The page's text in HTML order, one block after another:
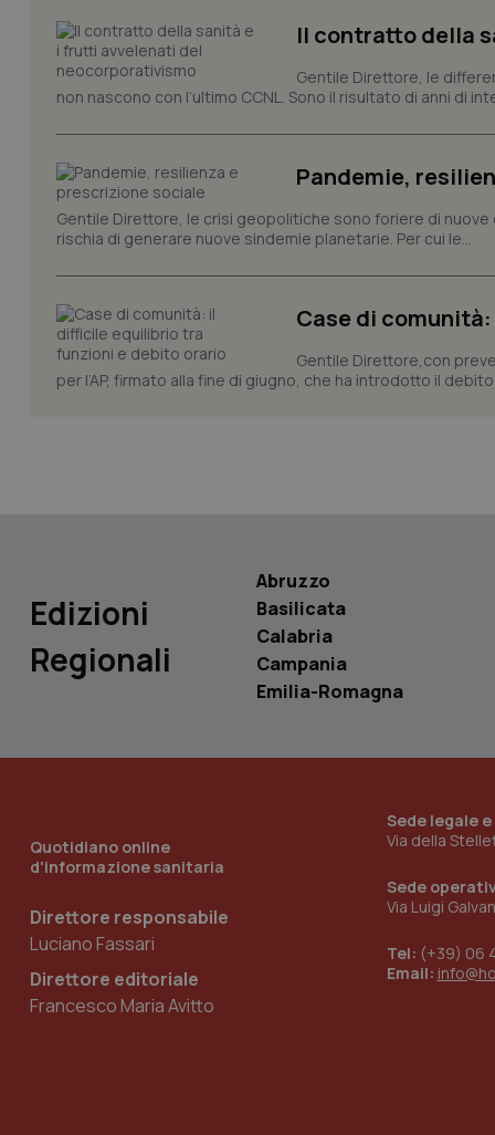
Il contratto della
Gentile Direttore, le
non nascono con l’ultimo CCNL. Sono il risultato di anni di
Pandemie,
Gentile Direttore, le crisi geopolitiche sono foriere di
rischia di generare nuove sindemie planetarie. Per cui le...
Case di
Gentile Direttore,con
per l’AP, firmato alla fine di giugno, che ha introdotto il
Edizioni
Regionali
Abruzzo
Basilicata
Calabria
Campania
Emilia-Romagna
Quotidiano online
d'informazione sanitaria
Direttore responsabile
Luciano Fassari
Direttore editoriale
Francesco Maria Avitto
Sede legale
Via della
Sede
Via Luigi
Tel: (+39) 06
Email:
PHPSESSID
_ga_KM60CM4NPH
Nome
_ga_0VMQEQKQ1N
Nome